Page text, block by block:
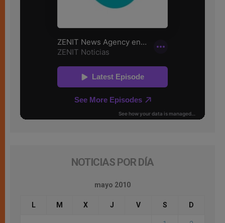
NOTICIAS POR DÍA
mayo 2010
L M X J V S D